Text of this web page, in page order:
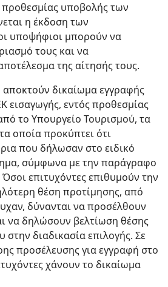
υποβολής των
η έκδοση των
υποψήφιοι μπορούν να
τους και να
της αίτησής τους.
δικαίωμα εγγραφής
εισαγωγής, εντός προθεσμίας
το Υπουργείο Τουρισμού, τα
οποία προκύπτει ότι
που δήλωσαν στο ειδικό
σύμφωνα με την παράγραφο
επιτυχόντες επιθυμούν την
θέση προτίμησης, από
δύνανται να προσέλθουν
να δηλώσουν βελτίωση θέσης
στην διαδικασία επιλογής. Σε
προσέλευσης για εγγραφή στο
χάνουν το δικαίωμα